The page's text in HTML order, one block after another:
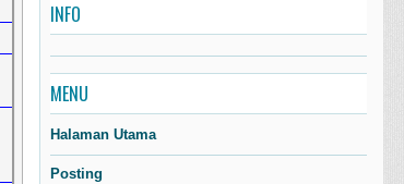
INFO
MENU
Halaman Utama
Posting